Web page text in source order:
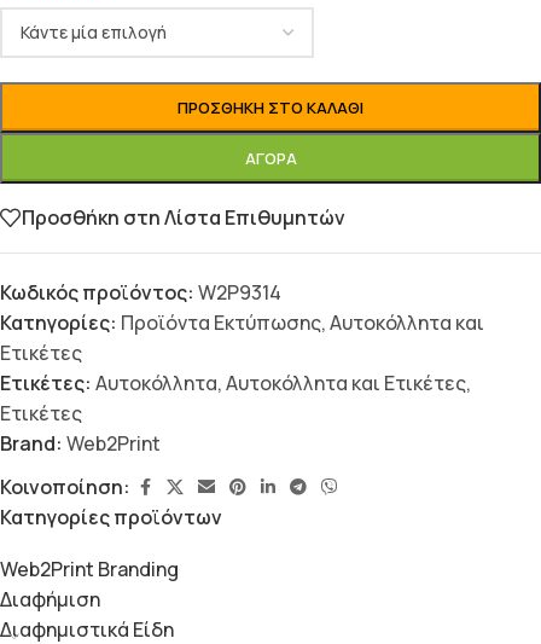
ΠΡΟΣΘΉΚΗ ΣΤΟ ΚΑΛΆΘΙ
ΑΓΟΡΆ
Προσθήκη στη Λίστα Επιθυμητών
Κωδικός προϊόντος: W2P9314
Κατηγορίες: Προϊόντα Εκτύπωσης,Αυτοκόλλητα και
Ετικέτες
Ετικέτες: Αυτοκόλλητα,Αυτοκόλλητα και Ετικέτες,
Ετικέτες
Brand: Web2Print
Κοινοποίηση:
Κατηγορίες προϊόντων
Web2Print Branding
Διαφήμιση
Διαφημιστικά Είδη